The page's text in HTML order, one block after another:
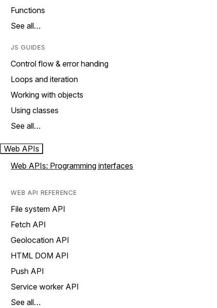
Functions
See all…
JS GUIDES
Control flow & error handing
Loops and iteration
Working with objects
Using classes
See all…
Web APIs
Web APIs: Programming interfaces
WEB API REFERENCE
File system API
Fetch API
Geolocation API
HTML DOM API
Push API
Service worker API
See all…